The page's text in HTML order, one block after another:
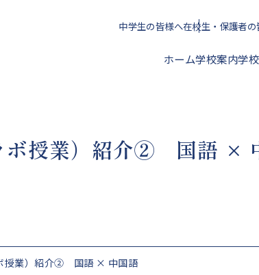
中学生の皆様へ在校生・保護者
ホーム学校案内
校長挨拶
学
年間スケジュール
クラブ活動一覧
ボ授業）紹介② 国語 ×
授業）紹介② 国語 × 中国語